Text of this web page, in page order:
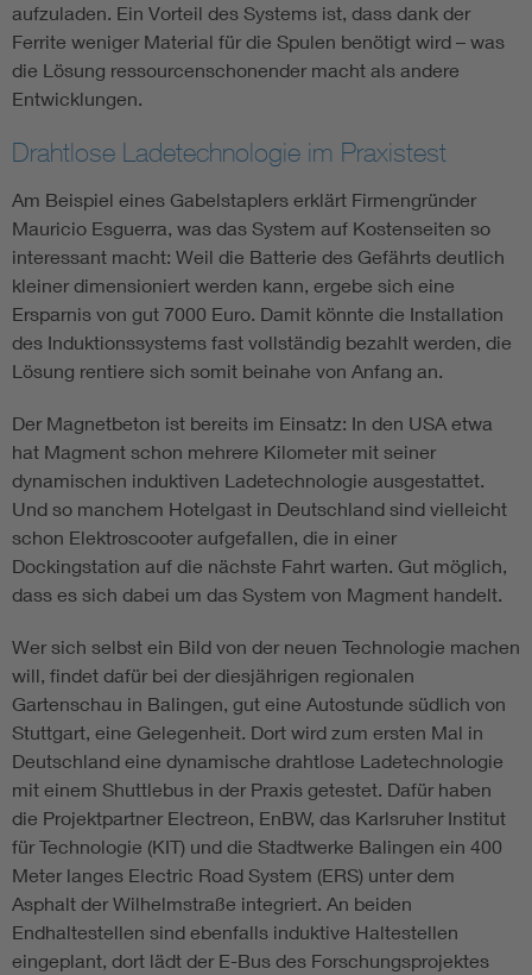
aufzuladen. Ein Vorteil des Systems ist, dass dank der
Ferrite weniger Material für die Spulen benötigt wird – was
die Lösung ressourcenschonender macht als andere
Entwicklungen.
Drahtlose Ladetechnologie im Praxistest
Am Beispiel eines Gabelstaplers erklärt Firmengründer
Mauricio Esguerra, was das System auf Kostenseiten so
interessant macht: Weil die Batterie des Gefährts deutlich
kleiner dimensioniert werden kann, ergebe sich eine
Ersparnis von gut 7000 Euro. Damit könnte die Installation
des Induktionssystems fast vollständig bezahlt werden, die
Lösung rentiere sich somit beinahe von Anfang an.
Der Magnetbeton ist bereits im Einsatz: In den USA etwa
hat Magment schon mehrere Kilometer mit seiner
dynamischen induktiven Ladetechnologie ausgestattet.
Und so manchem Hotelgast in Deutschland sind vielleicht
schon Elektroscooter aufgefallen, die in einer
Dockingstation auf die nächste Fahrt warten. Gut möglich,
dass es sich dabei um das System von Magment handelt.
Wer sich selbst ein Bild von der neuen Technologie machen
will, findet dafür bei der diesjährigen regionalen
Gartenschau in Balingen, gut eine Autostunde südlich von
Stuttgart, eine Gelegenheit. Dort wird zum ersten Mal in
Deutschland eine dynamische drahtlose Ladetechnologie
mit einem Shuttlebus in der Praxis getestet. Dafür haben
die Projektpartner Electreon, EnBW, das Karlsruher Institut
für Technologie (KIT) und die Stadtwerke Balingen ein 400
Meter langes Electric Road System (ERS) unter dem
Asphalt der Wilhelmstraße integriert. An beiden
Endhaltestellen sind ebenfalls induktive Haltestellen
eingeplant, dort lädt der E-Bus des Forschungsprojektes